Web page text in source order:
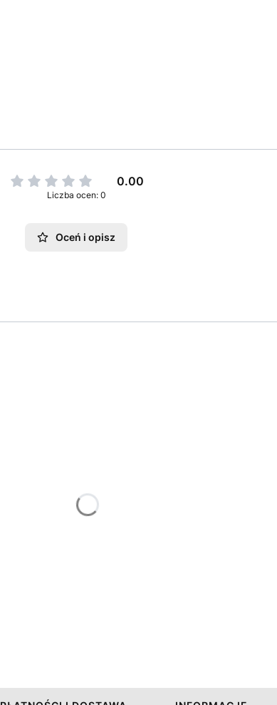
0.00
Liczba ocen: 0
Oceń i opisz